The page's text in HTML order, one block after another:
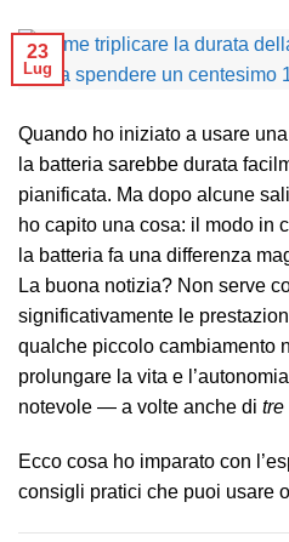
23
Lug
Quando ho iniziato a usare
la batteria sarebbe durata
pianificata. Ma dopo alcune
ho capito una cosa: il modo in
la batteria fa una differenza
La buona notizia? Non serve
significativamente le
qualche piccolo cambiamento
prolungare la vita e
notevole — a volte anche di tre
Ecco cosa ho imparato con
consigli pratici che puoi usare